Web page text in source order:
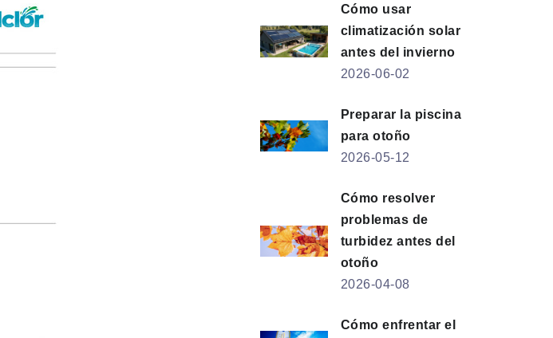
Cómo usar
climatización solar
antes del invierno
2026-06-02
Preparar la piscina
para otoño
2026-05-12
Cómo resolver
problemas de
turbidez antes del
otoño
2026-04-08
Cómo enfrentar el